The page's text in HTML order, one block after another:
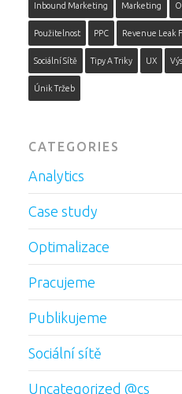
Inbound Marketing Marketing
Použitelnost PPC Revenue Leak
Sociální Sítě Tipy A Triky UX
Únik Tržeb
CATEGORIES
Analytics
Case study
Optimalizace
Pracujeme
Publikujeme
Sociální sítě
Uncategorized @cs